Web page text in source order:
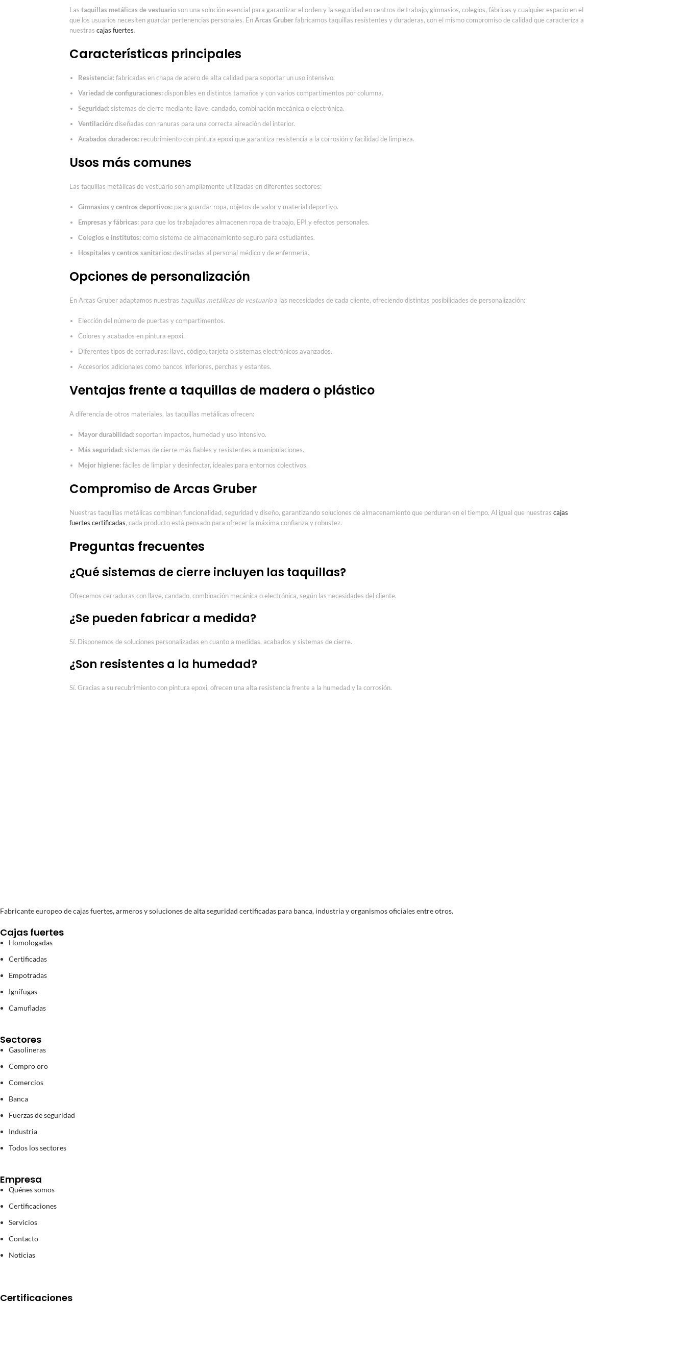
Las taquillas metálicas de vestuarioson una solución esencial para garantizar el orden y la seguridad en centros de trabajo, gimnasios, colegios, fábricas y cualquier espacio en el
que los usuarios necesiten guardar pertenencias personales. EnArcas Gruberfabricamos taquillas resistentes y duraderas, con el mismo compromiso de calidad que caracteriza a
nuestras cajas fuertes.
Características principales
Resistencia:fabricadas en chapa de acero de alta calidad para soportar un uso intensivo.
Variedad de configuraciones:disponibles en distintos tamaños y con varios compartimentos por columna.
Seguridad:sistemas de cierre mediante llave, candado, combinación mecánica o electrónica.
Ventilación:diseñadas con ranuras para una correcta aireación del interior.
Acabados duraderos: recubrimiento con pintura epoxi que garantiza resistencia a la corrosión y facilidad de limpieza.
Usos más comunes
Las taquillas metálicas de vestuario son ampliamente utilizadas en diferentes sectores:
Gimnasios y centros deportivos: para guardar ropa, objetos de valor y material deportivo.
Empresas y fábricas: para que los trabajadores almacenen ropa de trabajo, EPI y efectos personales.
Colegios e institutos:como sistema de almacenamiento seguro para estudiantes.
Hospitales y centros sanitarios:destinadas al personal médico y de enfermería.
Opciones de personalización
En Arcas Gruber adaptamos nuestras taquillas metálicas de vestuarioa las necesidades de cada cliente, ofreciendo distintas posibilidades de personalización:
Elección del número de puertas y compartimentos.
Colores y acabados en pintura epoxi.
Diferentes tipos de cerraduras: llave, código, tarjeta o sistemas electrónicos avanzados.
Accesorios adicionales como bancos inferiores, perchas y estantes.
Ventajas frente a taquillas de madera o plástico
A diferencia de otros materiales, las taquillas metálicas ofrecen:
Mayor durabilidad:soportan impactos, humedad y uso intensivo.
Más seguridad:sistemas de cierre más fiables y resistentes a manipulaciones.
Mejor higiene:fáciles de limpiar y desinfectar, ideales para entornos colectivos.
Compromiso de Arcas Gruber
Nuestras taquillas metálicas combinan funcionalidad, seguridad y diseño, garantizando soluciones de almacenamiento que perduran en el tiempo. Al igual que nuestras cajas
fuertes certificadas, cada producto está pensado para ofrecer la máxima confianza y robustez.
Preguntas frecuentes
¿Qué sistemas de cierre incluyen las taquillas?
Ofrecemos cerraduras con llave, candado, combinación mecánica o electrónica, según las necesidades del cliente.
¿Se pueden fabricar a medida?
Sí. Disponemos de soluciones personalizadas en cuanto a medidas, acabados y sistemas de cierre.
¿Son resistentes a la humedad?
Sí. Gracias a su recubrimiento con pintura epoxi, ofrecen una alta resistencia frente a la humedad y la corrosión.
Fabricante europeo de cajas fuertes, armeros y soluciones de alta seguridad certificadas para banca, industria y organismos oficiales entre otros.
Cajas fuertes
Homologadas
Certificadas
Empotradas
Ignífugas
Camufladas
Sectores
Gasolineras
Compro oro
Comercios
Banca
Fuerzas de seguridad
Industria
Todos los sectores
Empresa
Quénes somos
Certificaciones
Servicios
Contacto
Noticias
Certificaciones